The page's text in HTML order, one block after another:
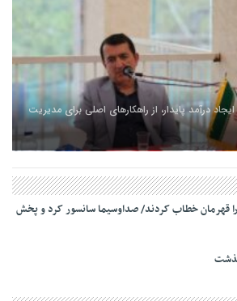
درآمد پایدار، از راهکارهای اصلی برای مدیریت
شهر رشت به کشور چین
قهرمان خطاب کردند/ صداوسیما سانسور کرد و پخش